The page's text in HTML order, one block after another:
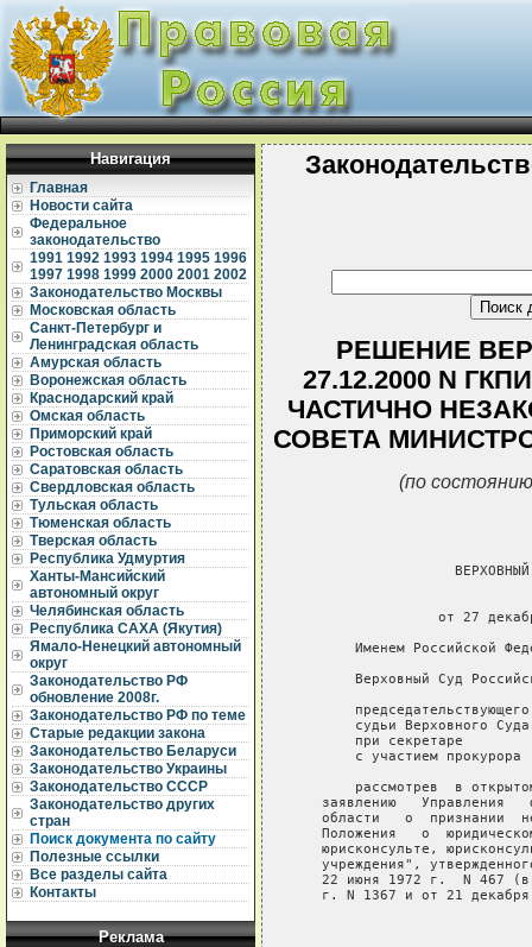
Навигация
Главная
Новости сайта
Федеральное
законодательство
1991 1992 1993 1994 1995 1996
1997 1998 1999 2000 2001 2002
Законодательство Москвы
Московская область
Санкт-Петербург и
Ленинградская область
Амурская область
Воронежская область
Краснодарский край
Омская область
Приморский край
Ростовская область
Саратовская область
Свердловская область
Тульская область
Тюменская область
Тверская область
Республика Удмуртия
Ханты-Мансийский
автономный округ
Челябинская область
Республика САХА (Якутия)
Ямало-Ненецкий автономный
округ
Законодательство РФ
обновление 2008г.
Законодательство РФ по теме
Старые редакции закона
Законодательство Беларуси
Законодательство Украины
Законодательство СССР
Законодательство других
стран
Поиск документа по сайту
Полезные ссылки
Все разделы сайта
Контакты
Реклама
РЕШЕНИЕ
27.12.2000 N
ЧАСТИЧНО
СОВЕТА
(по
от 27
Именем Российской
Верховный Суд
председательствующего
судьи Верховного
при секретаре
с участием прокурора
рассмотрев  в
заявлению   Управления
области   о  признании
Положения   о
юрисконсульте,
учреждения",
22 июня 1972 г.  N 467
г. N 1367 и от 21